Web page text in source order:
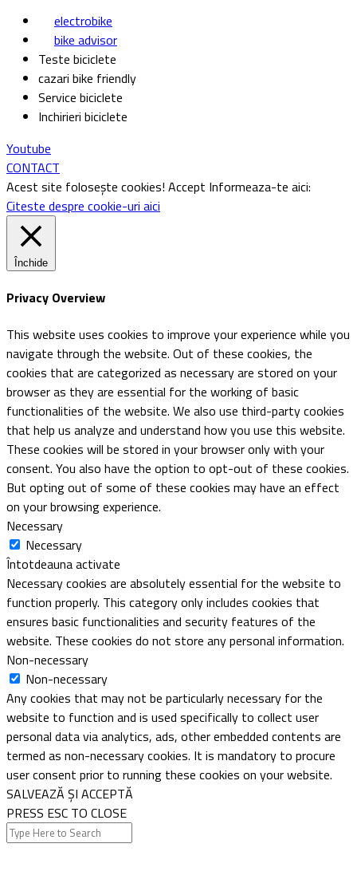
electrobike
bike advisor
Teste biciclete
cazari bike friendly
Service biciclete
Inchirieri biciclete
Youtube
CONTACT
Acest site folosește cookies! Accept Informeaza-te aici:
Citeste despre cookie-uri aici
Închide
Privacy Overview
This website uses cookies to improve your experience while you
navigate through the website. Out of these cookies, the
cookies that are categorized as necessary are stored on your
browser as they are essential for the working of basic
functionalities of the website. We also use third-party cookies
that help us analyze and understand how you use this website.
These cookies will be stored in your browser only with your
consent. You also have the option to opt-out of these cookies.
But opting out of some of these cookies may have an effect
on your browsing experience.
Necessary
Necessary
Întotdeauna activate
Necessary cookies are absolutely essential for the website to
function properly. This category only includes cookies that
ensures basic functionalities and security features of the
website. These cookies do not store any personal information.
Non-necessary
Non-necessary
Any cookies that may not be particularly necessary for the
website to function and is used specifically to collect user
personal data via analytics, ads, other embedded contents are
termed as non-necessary cookies. It is mandatory to procure
user consent prior to running these cookies on your website.
SALVEAZĂ ȘI ACCEPTĂ
PRESS ESC TO CLOSE